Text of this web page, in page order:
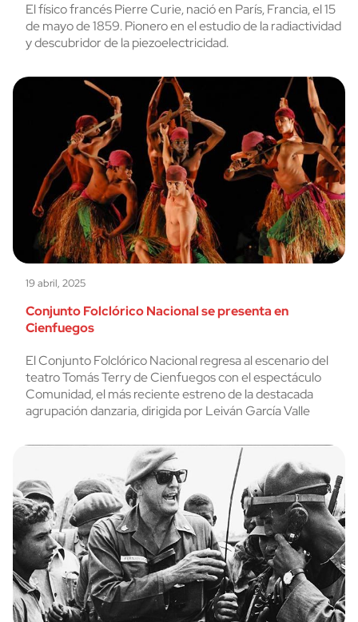
El físico francés Pierre Curie, nació en París, Francia, el 15
de mayo de 1859. Pionero en el estudio de la radiactividad
y descubridor de la piezoelectricidad.
19 abril, 2025
Conjunto Folclórico Nacional se presenta en
Cienfuegos
El Conjunto Folclórico Nacional regresa al escenario del
teatro Tomás Terry de Cienfuegos con el espectáculo
Comunidad, el más reciente estreno de la destacada
agrupación danzaria, dirigida por Leiván García Valle